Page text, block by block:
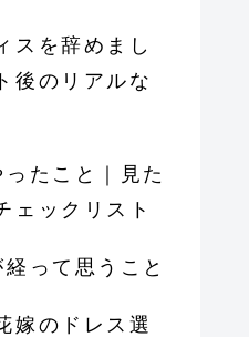
スを辞めまし
後のリアルな
たこと｜見た
ェックリスト
って思うこと
嫁のドレス選